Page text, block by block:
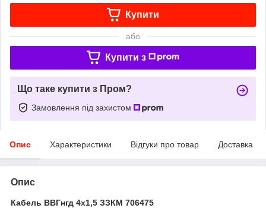
Купити
або
Купити з
Що таке купити з Пром?
Замовлення під захистом
Опис Характеристики Відгуки про товар Доставка
Опис
Кабель ВВГнгд 4х1,5 ЗЗКМ 706475